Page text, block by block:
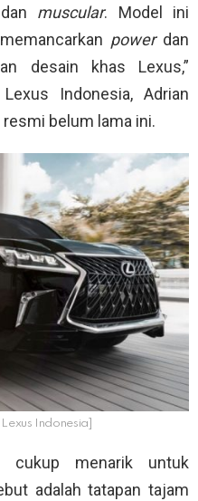
muscular. Model ini
powerdan
desain khas Lexus,”
Indonesia, Adrian
belum lama ini.
Indonesia]
cukup menarik untuk
adalah tatapan tajam